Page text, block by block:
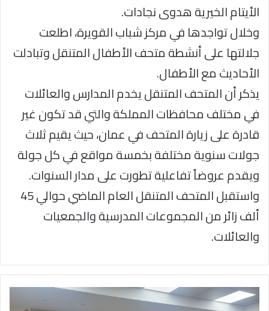
الأيتام الخيرية هدوى نجادات.
وخلال تواجدها في مركز شباب القويرة، اطلعت
جلالتها على أنشطة متحف الأطفال المتنقل وتبادلت
الأحاديث مع الأطفال.
يذكر أن المتحف المتنقل يخدم المدارس والعائلات
في مختلف محافظات المملكة والتي قد تكون غير
قادرة على زيارة المتحف في عمان، حيث يقيم ثلاث
جولات سنوية مختلفة بخمسة مواقع في كل جولة
ويقدم عروضاً تفاعلية تطورت على مدار السنوات.
واستقبل المتحف المتنقل العام الماضي حوالي 45
ألف زائر من المجموعات المدرسية والجمعيات
والعائلات.
"الوطني
الإسلامي"..